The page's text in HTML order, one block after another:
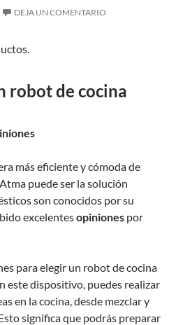
DEJA UN COMENTARIO
robot de cocina
más eficiente y cómoda de
puede ser la solución
son conocidos por su
excelentesopiniones por
para elegir un robot de cocina
este dispositivo, puedes realizar
en la cocina, desde mezclar y
significa que podrás preparar